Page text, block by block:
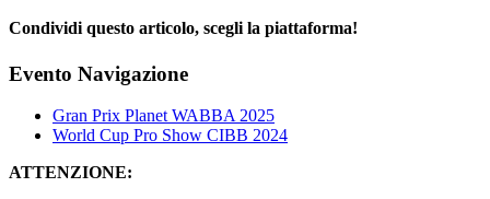
Condividi questo articolo, scegli la piattaforma!
Facebook
X
Reddit
LinkedIn
WhatsApp
Telegram
Tumblr
Pinterest
Email
Evento Navigazione
Gran Prix Planet WABBA 2025
World Cup Pro Show CIBB 2024
ATTENZIONE: